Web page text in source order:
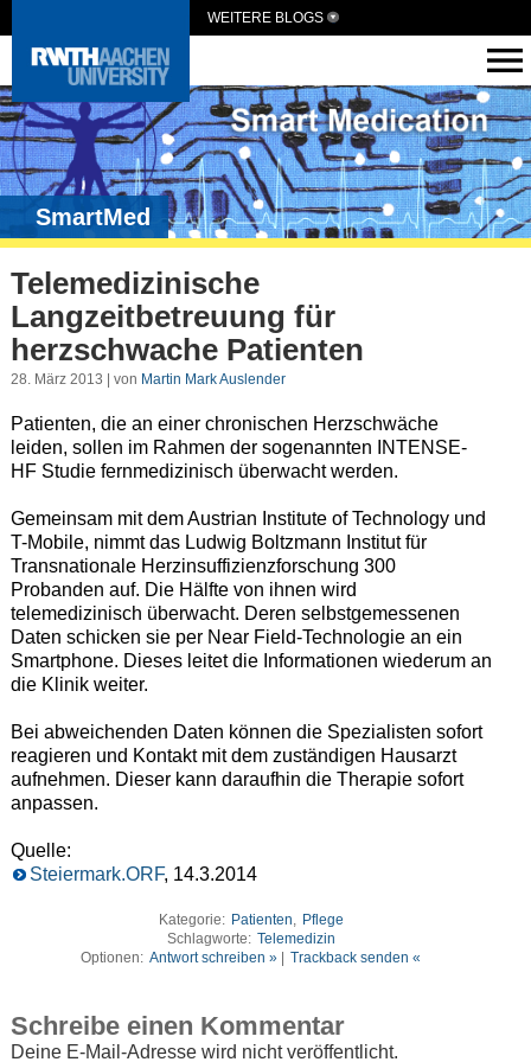
WEITERE BLOGS
SmartMed
Telemedizinische
Langzeitbetreuung für
herzschwache Patienten
28. März 2013 | von Martin Mark Auslender
Patienten, die an einer chronischen Herzschwäche
leiden, sollen im Rahmen der sogenannten INTENSE-
HF Studie fernmedizinisch überwacht werden.
Gemeinsam mit dem Austrian Institute of Technology und
T-Mobile, nimmt das Ludwig Boltzmann Institut für
Transnationale Herzinsuffizienzforschung 300
Probanden auf. Die Hälfte von ihnen wird
telemedizinisch überwacht. Deren selbstgemessenen
Daten schicken sie per Near Field-Technologie an ein
Smartphone. Dieses leitet die Informationen wiederum an
die Klinik weiter.
Bei abweichenden Daten können die Spezialisten sofort
reagieren und Kontakt mit dem zuständigen Hausarzt
aufnehmen. Dieser kann daraufhin die Therapie sofort
anpassen.
Quelle:
Steiermark.ORF, 14.3.2014
Kategorie: Patienten, Pflege
Schlagworte: Telemedizin
Optionen: Antwort schreiben » Trackback senden «
Schreibe einen Kommentar
Deine E-Mail-Adresse wird nicht veröffentlicht.